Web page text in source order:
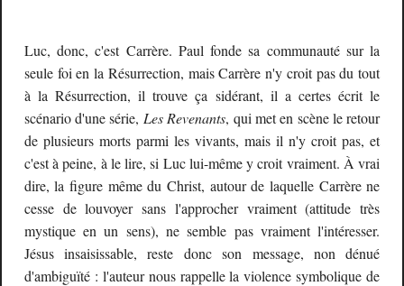
Luc, donc, c'est Carrère. Paul fonde sa communauté sur la
seule foi en la Résurrection, mais Carrère n'y croit pas du tout
à la Résurrection, il trouve ça sidérant, il a certes écrit le
scénario d'une série, Les Revenants, qui met en scène le retour
de plusieurs morts parmi les vivants, mais il n'y croit pas, et
c'est à peine, à le lire, si Luc lui-même y croit vraiment. À vrai
dire, la figure même du Christ, autour de laquelle Carrère ne
cesse de louvoyer sans l'approcher vraiment (attitude très
mystique en un sens), ne semble pas vraiment l'intéresser.
Jésus insaisissable, reste donc son message, non dénué
d'ambiguïté : l'auteur nous rappelle la violence symbolique de